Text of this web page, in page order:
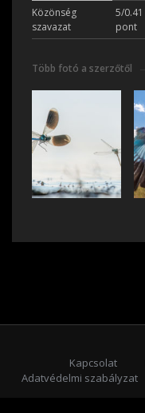
Közönség
szavazat
5/0.41
pont
Több fotó a szerzőtől
Kapcsolat
Adatvédelmi szabályzat